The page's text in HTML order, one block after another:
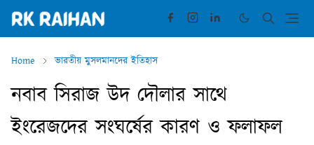
Home ভারতীয় মুসলমানদের ইতিহাস
নবাব সিরাজ উদ দৌলার সাথে
ইংরেজদের সংঘর্ষের কারণ ও ফলাফল